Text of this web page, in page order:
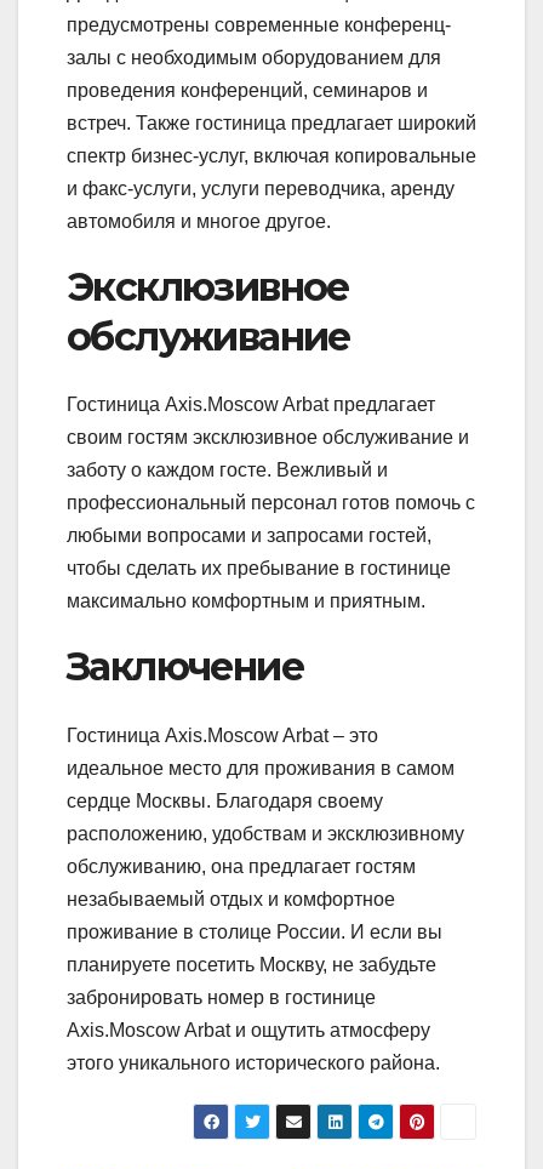
предусмотрены современные конференц-
залы с необходимым оборудованием для
проведения конференций, семинаров и
встреч. Также гостиница предлагает широкий
спектр бизнес-услуг, включая копировальные
и факс-услуги, услуги переводчика, аренду
автомобиля и многое другое.
Эксклюзивное
обслуживание
Гостиница Axis.Moscow Arbat предлагает
своим гостям эксклюзивное обслуживание и
заботу о каждом госте. Вежливый и
профессиональный персонал готов помочь с
любыми вопросами и запросами гостей,
чтобы сделать их пребывание в гостинице
максимально комфортным и приятным.
Заключение
Гостиница Axis.Moscow Arbat – это
идеальное место для проживания в самом
сердце Москвы. Благодаря своему
расположению, удобствам и эксклюзивному
обслуживанию, она предлагает гостям
незабываемый отдых и комфортное
проживание в столице России. И если вы
планируете посетить Москву, не забудьте
забронировать номер в гостинице
Axis.Moscow Arbat и ощутить атмосферу
этого уникального исторического района.